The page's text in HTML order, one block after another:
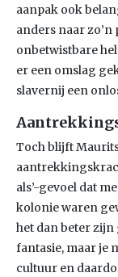
aanpak ook
anders naar
onbetwistbare
er een omslag
slavernij een
Toch blijft
als’-gevoel dat
kolonie waren
het dan beter zijn
fantasie, maar je
cultuur en